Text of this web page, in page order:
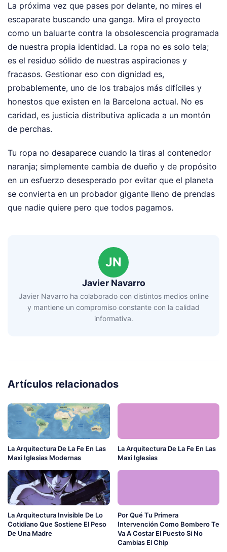
La próxima vez que pases por delante, no mires el
escaparate buscando una ganga. Mira el proyecto
como un baluarte contra la obsolescencia programada
de nuestra propia identidad. La ropa no es solo tela;
es el residuo sólido de nuestras aspiraciones y
fracasos. Gestionar eso con dignidad es,
probablemente, uno de los trabajos más difíciles y
honestos que existen en la Barcelona actual. No es
caridad, es justicia distributiva aplicada a un montón
de perchas.
Tu ropa no desaparece cuando la tiras al contenedor
naranja; simplemente cambia de dueño y de propósito
en un esfuerzo desesperado por evitar que el planeta
se convierta en un probador gigante lleno de prendas
que nadie quiere pero que todos pagamos.
JN
Javier Navarro
Javier Navarro ha colaborado con distintos medios online
y mantiene un compromiso constante con la calidad
informativa.
Artículos relacionados
La Arquitectura De La Fe En Las
Maxi Iglesias Modernas
La Arquitectura De La Fe En Las
Maxi Iglesias
La Arquitectura Invisible De Lo
Cotidiano Que Sostiene El Peso
De Una Madre
Por Qué Tu Primera
Intervención Como Bombero Te
Va A Costar El Puesto Si No
Cambias El Chip